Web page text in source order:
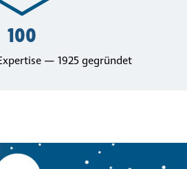
100
— 1925 gegründet